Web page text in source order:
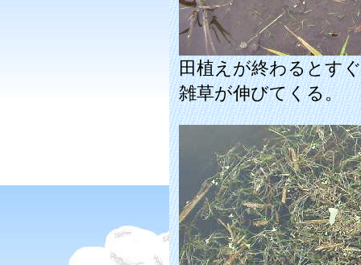
田植えが終わるとす
雑草が伸びてくる。